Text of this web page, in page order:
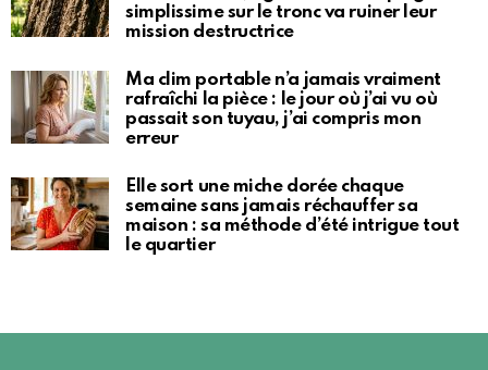
simplissime sur le tronc va ruiner leur
mission destructrice
Ma clim portable n’a jamais vraiment
rafraîchi la pièce : le jour où j’ai vu où
passait son tuyau, j’ai compris mon
erreur
Elle sort une miche dorée chaque
semaine sans jamais réchauffer sa
maison : sa méthode d’été intrigue tout
le quartier